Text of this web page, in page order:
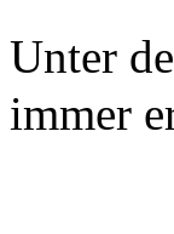
Unter
immer